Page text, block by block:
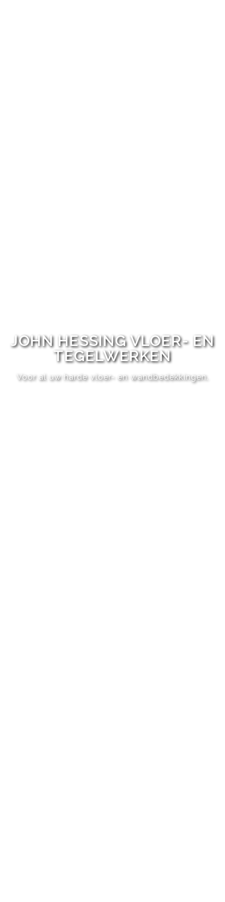
JOHN HESSING VLOER- EN
TEGELWERKEN
Voor al uw harde vloer- en wandbedekkingen.